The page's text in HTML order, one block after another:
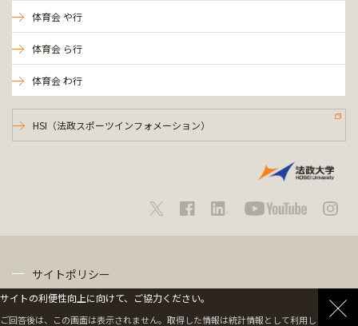
体育会 や行
体育会 ら行
体育会 わ行
HSI（法政スポーツインフォメーション）
サイトポリシー
サイトの利便性向上に向けて、ご協力ください。
ご回答後は、この画面は表示されません。取得した情報は統計情報として利用します。